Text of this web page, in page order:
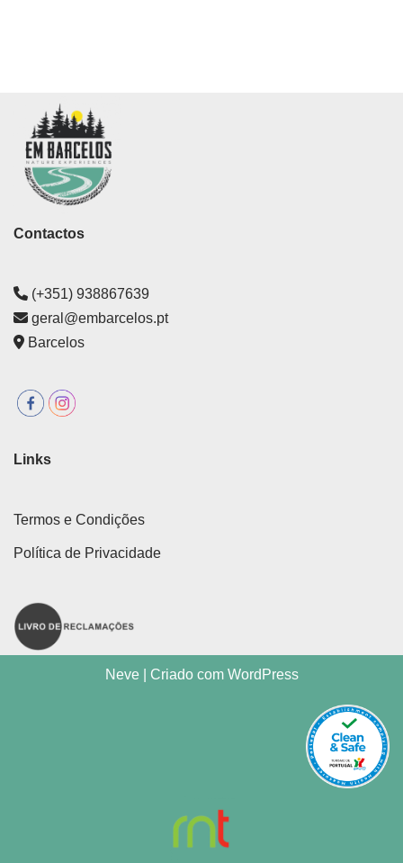
Contactos
(+351) 938867639
geral@embarcelos.pt
Barcelos
Links
Termos e Condições
Política de Privacidade
Neve| Criado com WordPress